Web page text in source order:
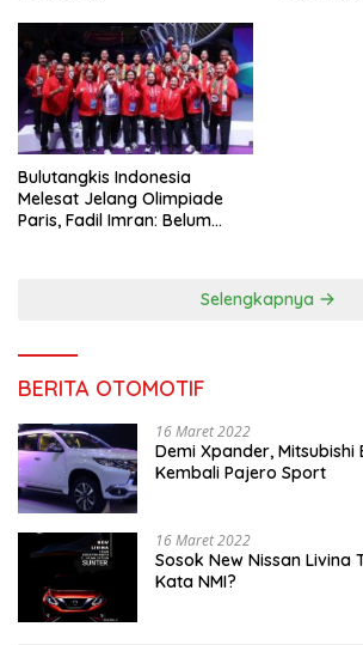
Bulutangkis Indonesia
Melesat Jelang Olimpiade
Paris, Fadil Imran: Belum
Selengkapnya
BERITA OTOMOTIF
16 Maret 2022
Demi Xpander,
Kembali Pajero Sport
16 Maret 2022
Sosok New Nissan Livina
Kata NMI?